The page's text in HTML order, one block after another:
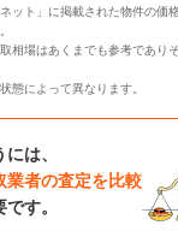
ット」に掲載された物件の価
相場はあくまでも参考であり
態によって異なります。
は、
業者の査定を比較
す。